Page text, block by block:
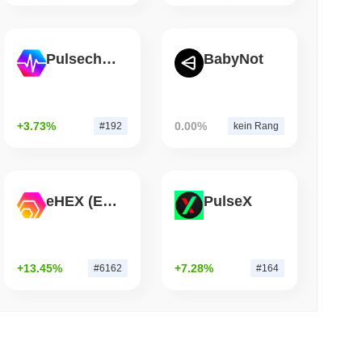
Team meldet 85 kritische Fehler in etwa
Pulsechain
+3.73% #192
BabyNot
0.00% kein Rang
eHEX (Ethereum)
+13.45% #6162
PulseX
+7.28% #164